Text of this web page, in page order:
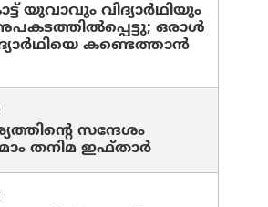
യുവാവും വിദ്യാർഥിയും
ഒരാൾ
കണ്ടെത്താൻ
സന്ദേശം
തനിമ ഇഫ്‌താർ